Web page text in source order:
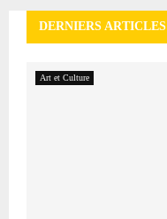
DERNIERS ARTICLES
Art et Culture